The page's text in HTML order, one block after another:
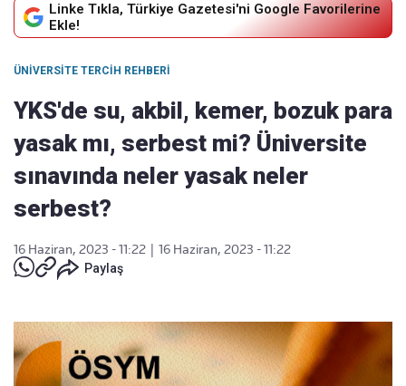
Linke Tıkla, Türkiye Gazetesi'ni Google Favorilerine
Ekle!
ÜNIVERSITE TERCIH REHBERI
YKS'de su, akbil, kemer, bozuk para
yasak mı, serbest mi? Üniversite
sınavında neler yasak neler
serbest?
16 Haziran, 2023 - 11:22
16 Haziran, 2023 - 11:22
Paylaş